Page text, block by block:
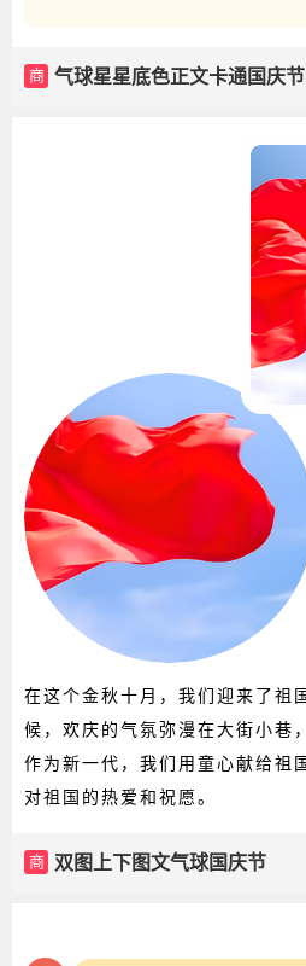
商 气球星星底色正文卡通国庆节
在这个金秋十月，我们迎来了祖
候，欢庆的气氛弥漫在大街小巷
作为新一代，我们用童心献给祖
对祖国的热爱和祝愿。
商 双图上下图文气球国庆节